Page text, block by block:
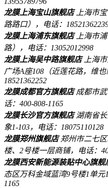
龙膜上海宝山旗舰店 上海市
路路口），电话：
龙膜上海浦东旗舰店 上海市
路），电话：13052012998
龙膜上海吴中路旗舰店 上海
广场A座108（近莲花路，维也
18521362252
龙膜成都官方旗舰店成都市
话：400-808-1165
龙膜长沙官方旗舰店湖南省
象1-103，电话：18075110128
龙膜郑州旗舰店郑州市二七
楼、2号楼一层商铺，电话：
龙膜西安新能源装贴中心旗舰
态区万科金域蓝湾9号楼1单元
1165